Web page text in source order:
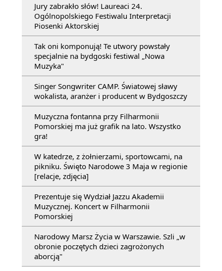
Jury zabrakło słów! Laureaci 24.
Ogólnopolskiego Festiwalu Interpretacji
Piosenki Aktorskiej
Tak oni komponują! Te utwory powstały
specjalnie na bydgoski festiwal „Nowa
Muzyka"
Singer Songwriter CAMP. Światowej sławy
wokalista, aranżer i producent w Bydgoszczy
Muzyczna fontanna przy Filharmonii
Pomorskiej ma już grafik na lato. Wszystko
gra!
W katedrze, z żołnierzami, sportowcami, na
pikniku. Święto Narodowe 3 Maja w regionie
[relacje, zdjęcia]
Prezentuje się Wydział Jazzu Akademii
Muzycznej. Koncert w Filharmonii
Pomorskiej
Narodowy Marsz Życia w Warszawie. Szli „w
obronie poczętych dzieci zagrożonych
aborcją"